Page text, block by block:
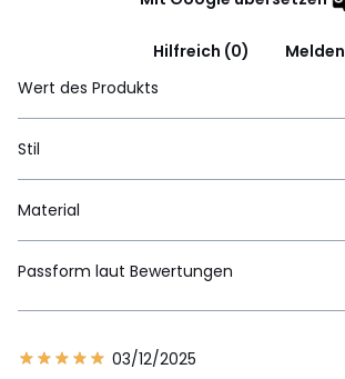
Hilfreich (0)
Melden
Wert des Produkts
Stil
Material
Passform laut Bewertungen
03/12/2025